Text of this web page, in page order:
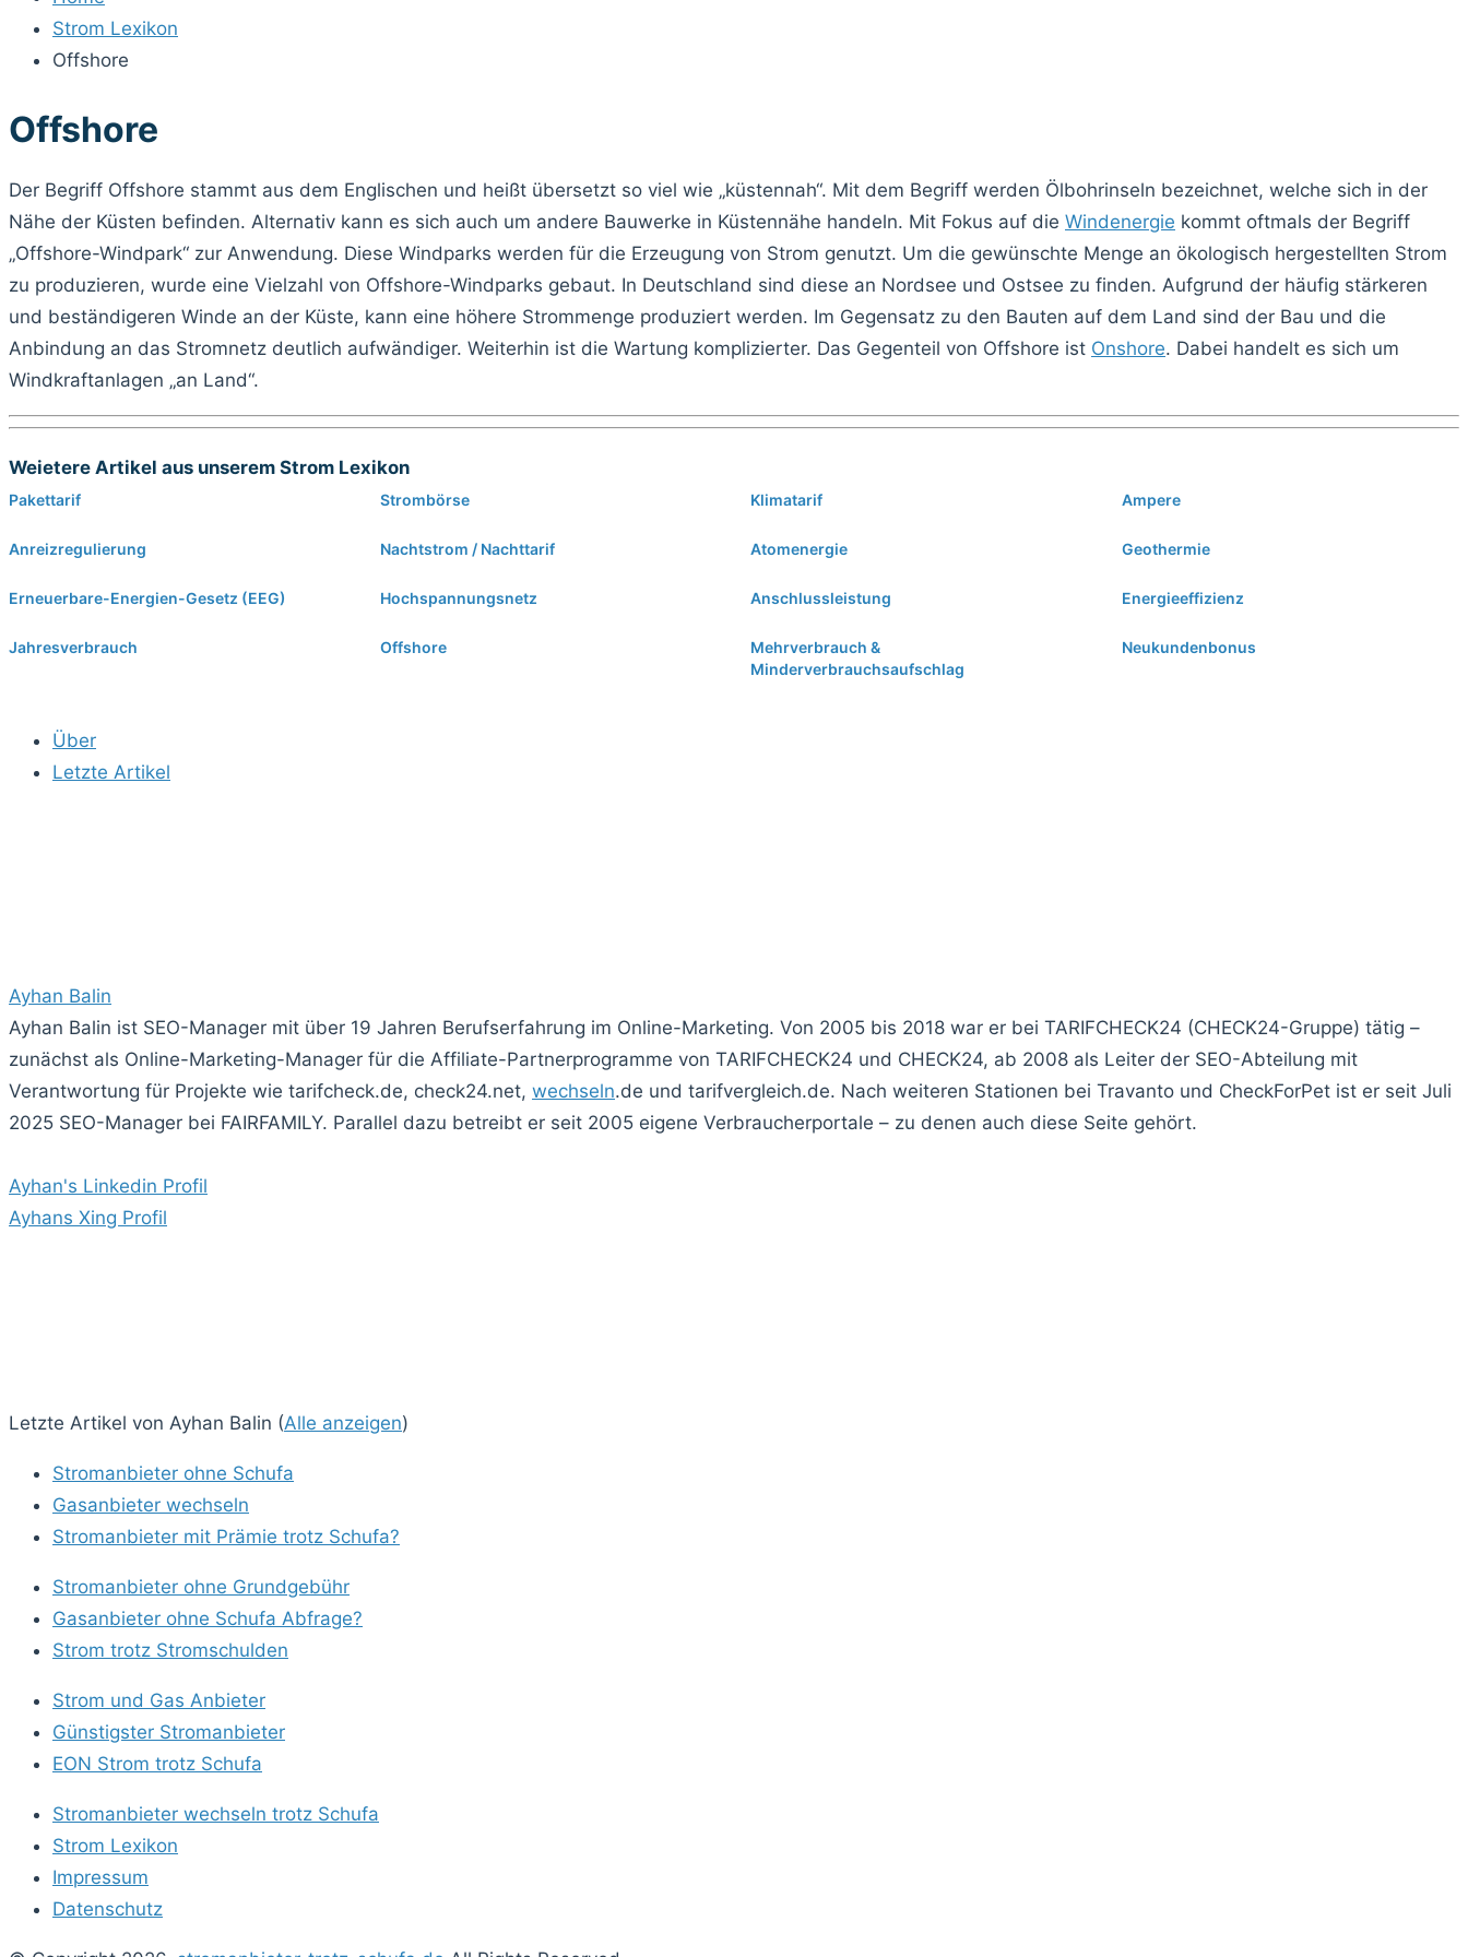
Strom Lexikon
Offshore
Offshore
Der Begriff Offshore stammt aus dem Englischen und heißt übersetzt so viel wie „küstennah“. Mit dem Begriff werden Ölbohrinseln bezeichnet, welche sich in der
Nähe der Küsten befinden. Alternativ kann es sich auch um andere Bauwerke in Küstennähe handeln. Mit Fokus auf die Windenergie kommt oftmals der Begriff
„Offshore-Windpark“ zur Anwendung. Diese Windparks werden für die Erzeugung von Strom genutzt. Um die gewünschte Menge an ökologisch hergestellten Strom
zu produzieren, wurde eine Vielzahl von Offshore-Windparks gebaut. In Deutschland sind diese an Nordsee und Ostsee zu finden. Aufgrund der häufig stärkeren
und beständigeren Winde an der Küste, kann eine höhere Strommenge produziert werden. Im Gegensatz zu den Bauten auf dem Land sind der Bau und die
Anbindung an das Stromnetz deutlich aufwändiger. Weiterhin ist die Wartung komplizierter. Das Gegenteil von Offshore ist Onshore. Dabei handelt es sich um
Windkraftanlagen „an Land“.
Weietere Artikel aus unserem Strom Lexikon
Pakettarif Strombörse Klimatarif Ampere
Anreizregulierung Nachtstrom / Nachttarif Atomenergie Geothermie
Erneuerbare-Energien-Gesetz (EEG) Hochspannungsnetz Anschlussleistung Energieeffizienz
Jahresverbrauch Offshore
Mehrverbrauch &
Minderverbrauchsaufschlag
Neukundenbonus
Über
Letzte Artikel
Ayhan Balin
Ayhan Balin ist SEO-Manager mit über 19 Jahren Berufserfahrung im Online-Marketing. Von 2005 bis 2018 war er bei TARIFCHECK24 (CHECK24-Gruppe) tätig –
zunächst als Online-Marketing-Manager für die Affiliate-Partnerprogramme von TARIFCHECK24 und CHECK24, ab 2008 als Leiter der SEO-Abteilung mit
Verantwortung für Projekte wie tarifcheck.de, check24.net, wechseln.de und tarifvergleich.de. Nach weiteren Stationen bei Travanto und CheckForPet ist er seit Juli
2025 SEO-Manager bei FAIRFAMILY. Parallel dazu betreibt er seit 2005 eigene Verbraucherportale – zu denen auch diese Seite gehört.
Ayhan's Linkedin Profil
Ayhans Xing Profil
Letzte Artikel von Ayhan Balin (Alle anzeigen)
Stromanbieter ohne Schufa
Gasanbieter wechseln
Stromanbieter mit Prämie trotz Schufa?
Stromanbieter ohne Grundgebühr
Gasanbieter ohne Schufa Abfrage?
Strom trotz Stromschulden
Strom und Gas Anbieter
Günstigster Stromanbieter
EON Strom trotz Schufa
Stromanbieter wechseln trotz Schufa
Strom Lexikon
Impressum
Datenschutz